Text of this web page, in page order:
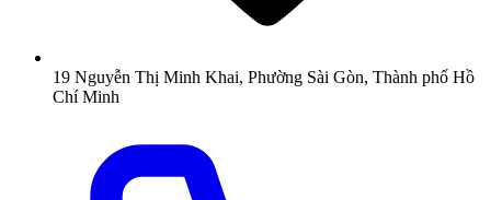
19 Nguyễn Thị Minh Khai, Phường Sài Gòn, Thành phố Hồ
Chí Minh